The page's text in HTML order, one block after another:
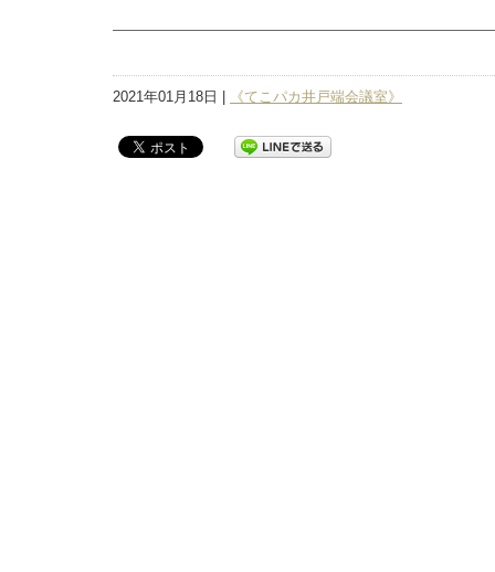
2021年01月18日 | 《てこパカ井戸端会議室》